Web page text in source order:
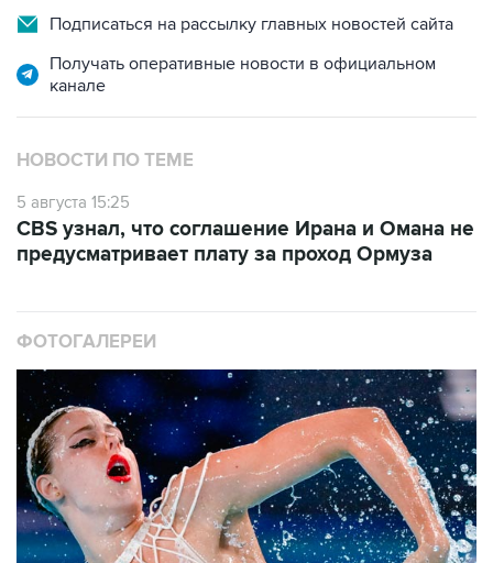
Получать оперативные новости в официальном
НОВОСТИ ПО ТЕМЕ
5 августа 15:25
предусматривает плату за проход Ормуза